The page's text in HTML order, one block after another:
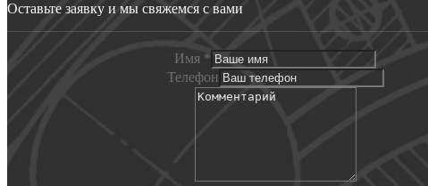
Оставьте заявку и мы свяжемся с вами
Имя *
Телефон